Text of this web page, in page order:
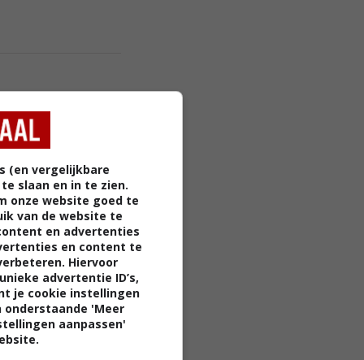
ja te zeggen
(en vergelijkbare
slaan en in te zien.
onze website goed te
van de website te
en advertenties
en content te
Hiervoor
advertentie ID’s,
je cookie instellingen
'Meer
aanpassen'